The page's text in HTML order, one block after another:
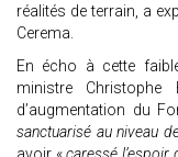
réalités de terrain, a
Cerema.
En écho à cette
ministre
d’augmentation du
sanctuarisé au niveau